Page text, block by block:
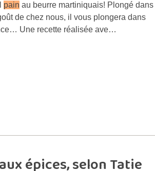
pain au beurre martiniquais! Plongé dans
de chez nous, il vous plongera dans
Une recette réalisée ave…
épices, selon Tatie